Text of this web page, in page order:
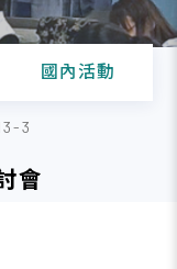
國內活動
3
會